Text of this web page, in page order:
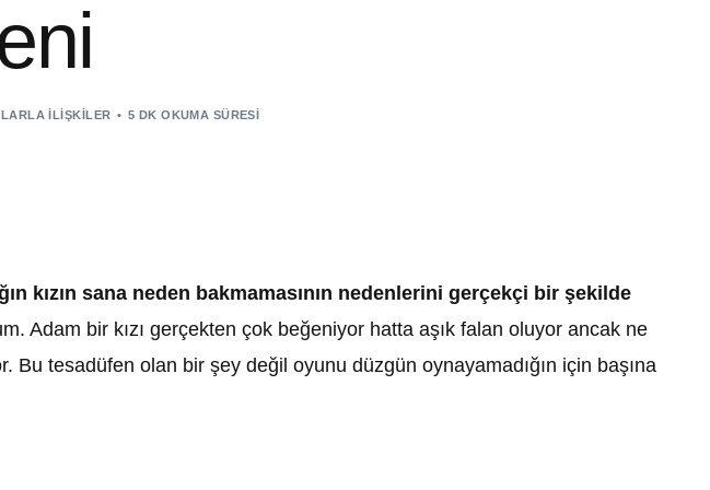
İLIŞKILER 5 DK OKUMA SÜRESI
kızın sana neden bakmamasının nedenlerini gerçekçi bir şekilde
Adam bir kızı gerçekten çok beğeniyor hatta aşık falan oluyor ancak ne
Bu tesadüfen olan bir şey değil oyunu düzgün oynayamadığın için başına